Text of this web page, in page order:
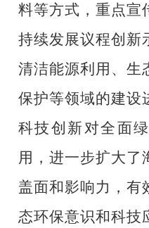
料等方式，重点宣
持续发展议程创新
清洁能源利用 、生
保护等领域的建设
科技创新对全面
用，进一步扩大了
盖面和影响力，有
态环保意识和科技